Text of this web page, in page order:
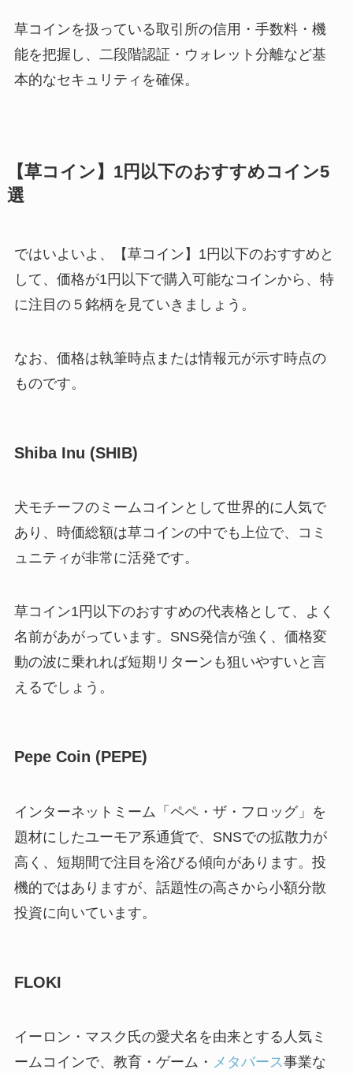
草コインを扱っている取引所の信用・手数料・機
能を把握し、二段階認証・ウォレット分離など基
本的なセキュリティを確保。
【草コイン】1円以下のおすすめコイン5
選
ではいよいよ、【草コイン】1円以下のおすすめと
して、価格が1円以下で購入可能なコインから、特
に注目の５銘柄を見ていきましょう。
なお、価格は執筆時点または情報元が示す時点の
ものです。
Shiba Inu (SHIB)
犬モチーフのミームコインとして世界的に人気で
あり、時価総額は草コインの中でも上位で、コミ
ュニティが非常に活発です。
草コイン1円以下のおすすめの代表格として、よく
名前があがっています。SNS発信が強く、価格変
動の波に乗れれば短期リターンも狙いやすいと言
えるでしょう。
Pepe Coin (PEPE)
インターネットミーム「ペペ・ザ・フロッグ」を
題材にしたユーモア系通貨で、SNSでの拡散力が
高く、短期間で注目を浴びる傾向があります。投
機的ではありますが、話題性の高さから小額分散
投資に向いています。
FLOKI
イーロン・マスク氏の愛犬名を由来とする人気ミ
ームコインで、教育・ゲーム・ メタバース事業な